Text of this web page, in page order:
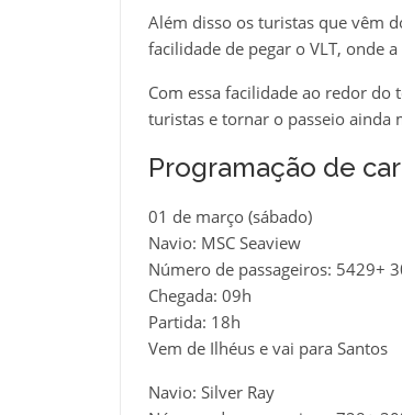
Além disso os turistas que vêm
facilidade de pegar o VLT, onde
Com essa facilidade ao redor
turistas e tornar o passeio ainda
Programação de
01 de março (sábado)
Navio: MSC Seaview
Número de passageiros: 5429+
Chegada: 09h
Partida: 18h
Vem de Ilhéus e vai para Santos
Navio: Silver Ray